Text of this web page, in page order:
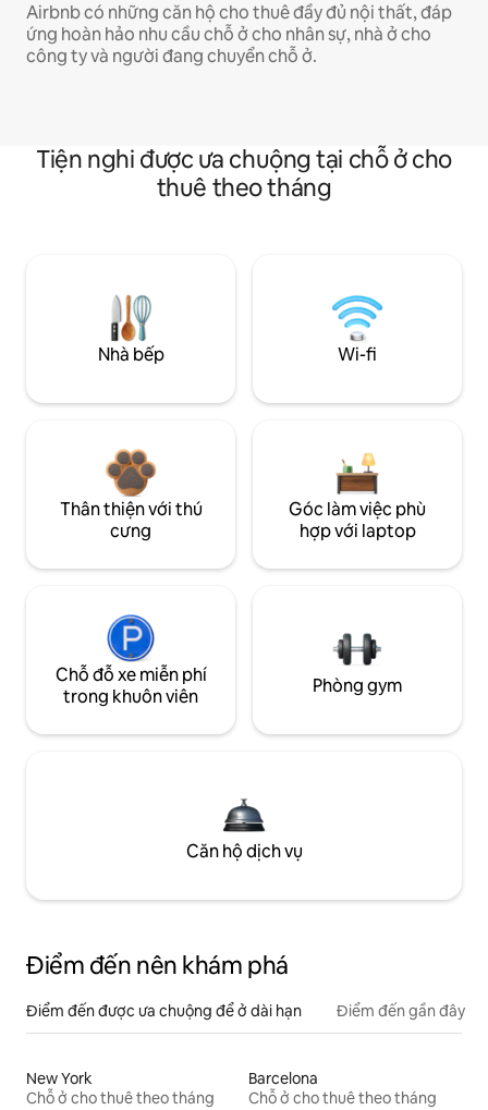
Airbnb có những căn hộ cho thuê đầy đủ nội thất, đáp
ứng hoàn hảo nhu cầu chỗ ở cho nhân sự, nhà ở cho
công ty và người đang chuyển chỗ ở.
Tiện nghi được ưa chuộng tại chỗ ở cho
thuê theo tháng
Nhà bếp Wi-fi
Thân thiện với thú
cưng
Góc làm việc phù
hợp với laptop
Chỗ đỗ xe miễn phí
trong khuôn viên
Phòng gym
Căn hộ dịch vụ
Điểm đến nên khám phá
Điểm đến được ưa chuộng để ở dài hạn Điểm đến gần đây
New York
Chỗ ở cho thuê theo tháng
Barcelona
Chỗ ở cho thuê theo tháng